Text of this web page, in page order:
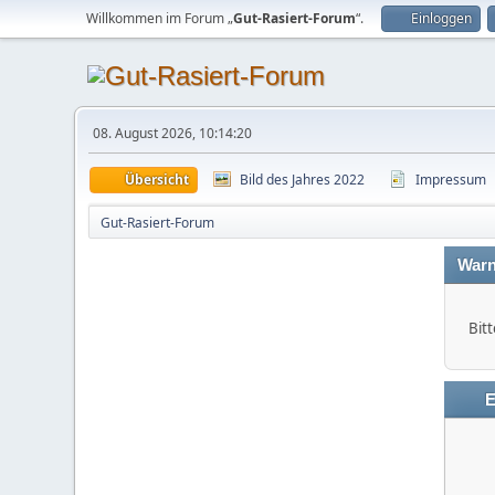
Willkommen im Forum „Gut-Rasiert-Forum“. Einloggen
08. August 2026, 10:14:20
Übersicht Bild des Jahres 2022 Impressum
Gut-Rasiert-Forum